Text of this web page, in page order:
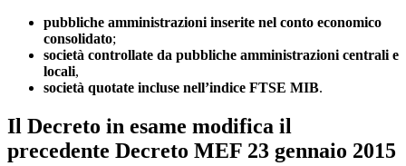
pubbliche amministrazioni inserite nel conto economico
consolidato;
società controllate da pubbliche amministrazioni centrali e
locali,
società quotate incluse nell’indice FTSE MIB.
Il Decreto in esame modifica il
precedente Decreto MEF 23 gennaio 2015